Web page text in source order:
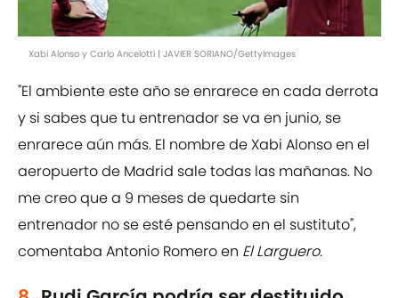
Xabi Alonso y Carlo Ancelotti | JAVIER SORIANO/GettyImages
"El ambiente este año se enrarece en cada derrota
y si sabes que tu entrenador se va en junio, se
enrarece aún más. El nombre de Xabi Alonso en el
aeropuerto de Madrid sale todas las mañanas. No
me creo que a 9 meses de quedarte sin
entrenador no se esté pensando en el sustituto",
comentaba Antonio Romero en El Larguero.